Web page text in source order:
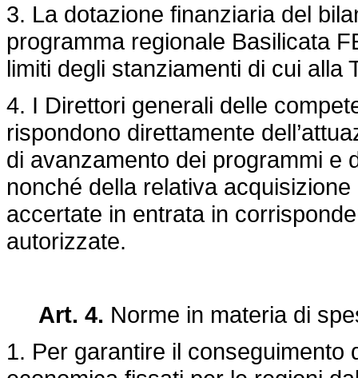
3. La dotazione finanziaria del
programma regionale Basilicata
limiti degli stanziamenti di cui alla
4. I Direttori generali delle
rispondono direttamente
di avanzamento dei programmi e
nonché della relativa
accertate in entrata in
autorizzate.
Art. 4. Norme in materia di
1. Per garantire il conseguimento